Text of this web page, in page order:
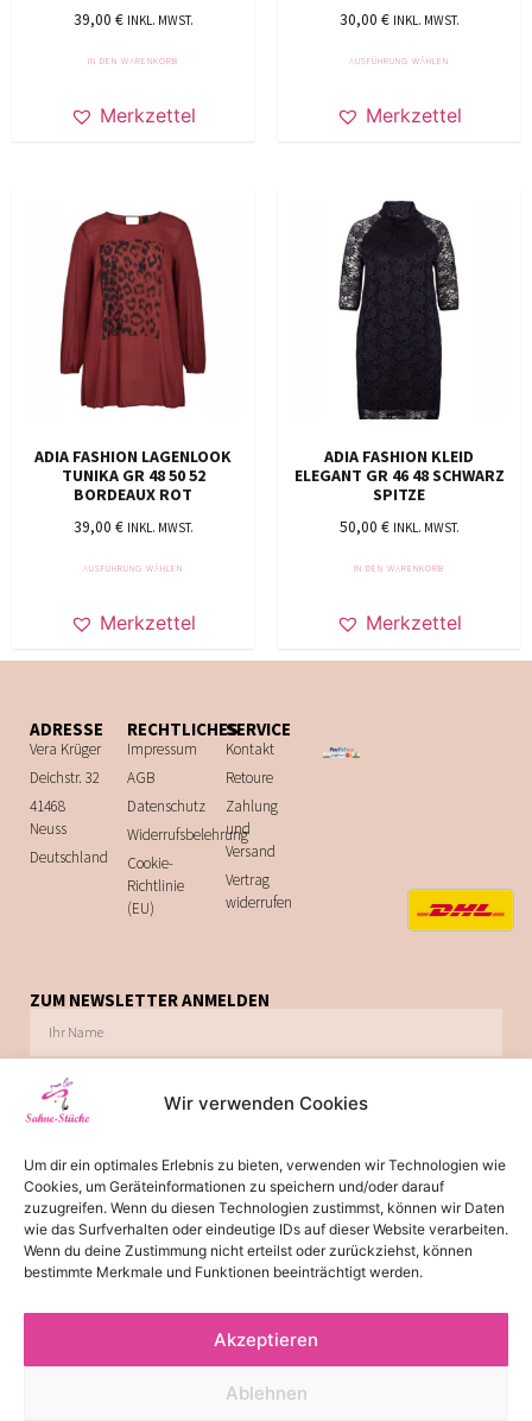
Wir verwenden Cookies
Um dir ein optimales Erlebnis zu bieten, verwenden wir Technologien wie
Cookies, um Geräteinformationen zu speichern und/oder darauf
zuzugreifen. Wenn du diesen Technologien zustimmst, können wir Daten
wie das Surfverhalten oder eindeutige IDs auf dieser Website verarbeiten.
Wenn du deine Zustimmung nicht erteilst oder zurückziehst, können
bestimmte Merkmale und Funktionen beeinträchtigt werden.
Akzeptieren
Ablehnen
39,00 € INKL. MWST.
IN DEN WARENKORB
Merkzettel
30,00 € INKL. MWST.
AUSFÜHRUNG WÄHLEN
Merkzettel
ADIA FASHION LAGENLOOK
TUNIKA GR 48 50 52
BORDEAUX ROT
39,00 € INKL. MWST.
AUSFÜHRUNG WÄHLEN
Merkzettel
ADIA FASHION KLEID
ELEGANT GR 46 48 SCHWARZ
SPITZE
50,00 € INKL. MWST.
IN DEN WARENKORB
Merkzettel
ADRESSE
Vera Krüger
Deichstr. 32
41468
Neuss
Deutschland
RECHTLICHES
Impressum
AGB
Datenschutz
Widerrufsbelehrung
Cookie-
Richtlinie
(EU)
SERVICE
Kontakt
Retoure
Zahlung
und
Versand
Vertrag
widerrufen
ZUM NEWSLETTER ANMELDEN
Angebote per E-Mail informiert werden. Diese Einwilligung kann jederzeit via E-Mail
widerrufen werden.
JETZT ABONNIEREN
Die Lieferzeit von 2-3 Tagen gilt für Lieferungen innerhalb
Deutschland. Bitte beachten Sie, dass es bei Lieferungen ins Ausland
zu einer Lieferzeit von 3-5 Tagen kommen kann.